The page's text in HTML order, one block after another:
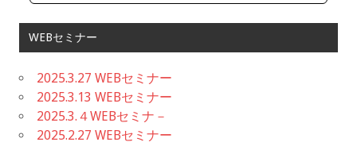
WEBセミナー
2025.3.27 WEBセミナー
2025.3.13 WEBセミナー
2025.3.４WEBセミナ－
2025.2.27 WEBセミナー